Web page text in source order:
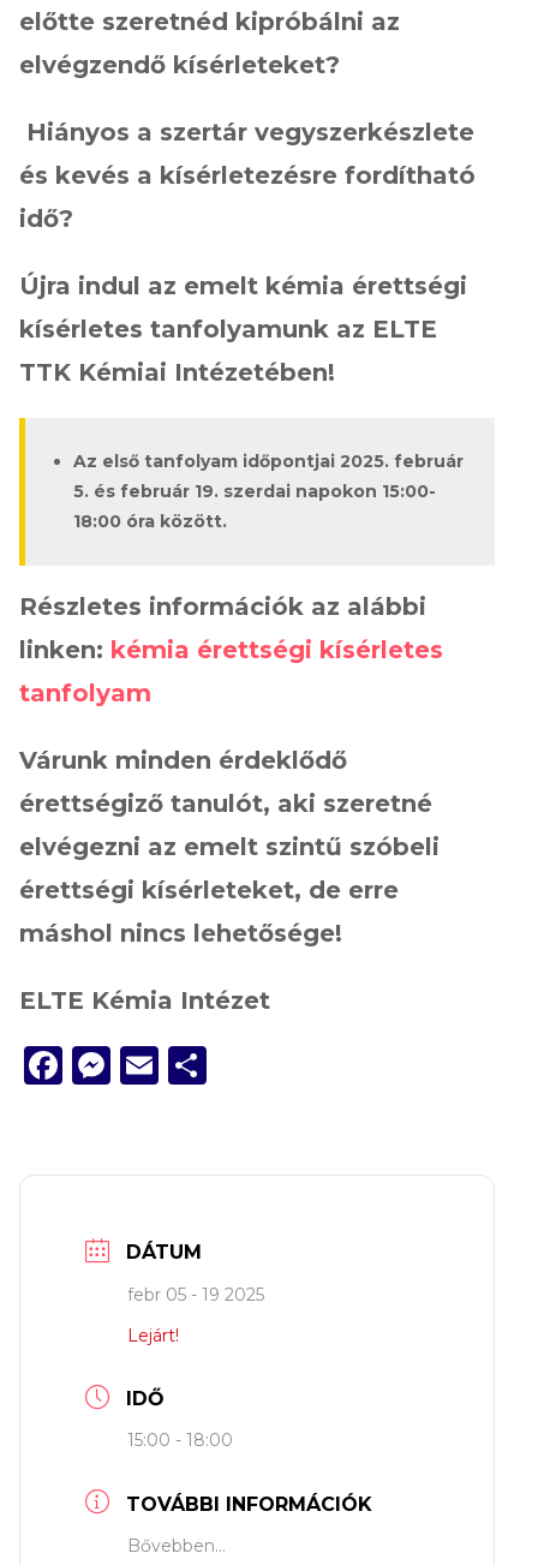
előtte szeretnéd kipróbálni az
elvégzendő kísérleteket?
Hiányos a szertár vegyszerkészlete
és kevés a kísérletezésre fordítható
idő?
Újra indul az emelt kémia érettségi
kísérletes tanfolyamunk az ELTE
TTK Kémiai Intézetében!
Az első tanfolyam időpontjai 2025. február
5. és február 19. szerdai napokon 15:00-
18:00 óra között.
Részletes információk az alábbi
linken: kémia érettségi kísérletes
tanfolyam
Várunk minden érdeklődő
érettségiző tanulót, aki szeretné
elvégezni az emelt szintű szóbeli
érettségi kísérleteket, de erre
máshol nincs lehetősége!
ELTE Kémia Intézet
Facebook
Messenger
Email
DÁTUM
febr 05 - 19 2025
Lejárt!
IDŐ
15:00 - 18:00
TOVÁBBI INFORMÁCIÓK
Bővebben...